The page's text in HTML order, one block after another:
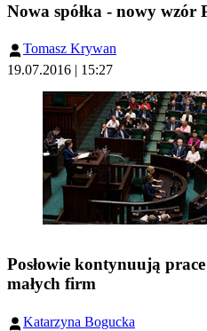
Nowa spółka - nowy wzór
Tomasz Krywan
19.07.2016 | 15:27
Posłowie kontynuują
małych firm
Katarzyna Bogucka